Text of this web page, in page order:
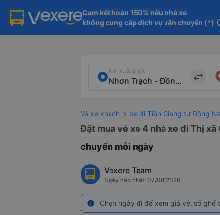
Cam kết hoàn 150% nếu nhà xe
không cung cấp dịch vụ vận chuyển (*)
Nơi xuất phát
import_export
Vé xe khách xe đi Tiền Giang từ Đồng
Đặt mua vé xe 4 nhà xe đi Thị
chuyến mỗi ngày
Vexere Team
Ngày cập nhật: 07/08/2026
info Chọn ngày đi để xem giá vé, số